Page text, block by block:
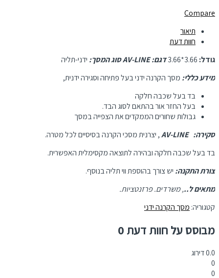
Compare
תיאור
חוות דעת
גודל:3.66*3.66 דגם: AV-LINE סוג המסך:ידני-תליה
מידע כללי:מסך הקרנה ידני בעל פתיחה וסגירה ידנית,
בד בעל שכבה חלקה
בעל החזר אור בהתאם לסוג הבד.
גבולות שחורים הממקדים את הצפייה במסך
סקירה: AV-LINE
, יצרנית מסכי הקרנה בסיסיים לכל מטרה.
בד בעל שכבה חלקה ובהירה לתוצאה מקסימלית האפשרית.
צורת התקנה:יש צורך בהוספת ווי תליה בנוסף.
מתאים ל.., משרדים. פרזנטציות.
קטגוריה:מסך הקרנה ידני
מבוסס על חוות דעת 0
0.0דירוג